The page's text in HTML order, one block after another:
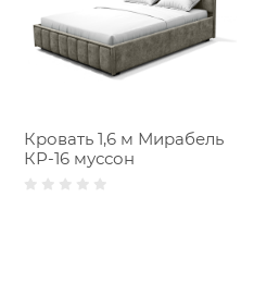
Кровать 1,6 м Мирабель
КР-16 муссон